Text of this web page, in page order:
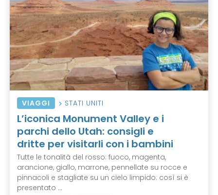
VIAGGI STATI UNITI
L’iconica Monument Valley e i
parchi dello Utah: consigli e
dritte per visitarli con i bambini
Tutte le tonalità del rosso: fuoco, magenta,
arancione, giallo, marrone, pennellate su rocce e
pinnacoli e stagliate su un cielo limpido: così si è
presentato ...